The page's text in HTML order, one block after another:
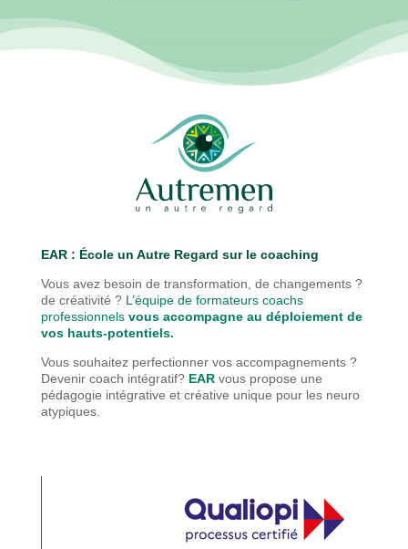
EAR : École un Autre Regard sur le coaching
Vous avez besoin de transformation, de changements ?
de créativité ? L’équipe de formateurs coachs
professionnels vous accompagne au déploiement de
vos hauts-potentiels.
Vous souhaitez perfectionner vos accompagnements ?
Devenir coach intégratif? EAR vous propose une
pédagogie intégrative et créative unique pour les neuro
atypiques.